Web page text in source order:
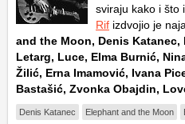
sviraju kako i što
Rif izdvojio je
and the Moon, Denis Katanec,
Letarg, Luce, Elma Burnić,
Žilić, Erna Imamović, Ivana
Bastašić, Zvonka Obajdin,
Denis Katanec Elephant and the Moon